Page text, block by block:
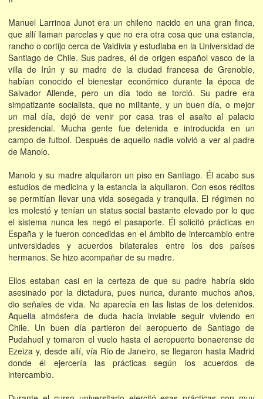
Manuel Larrinoa Junot era un chileno nacido en una gran finca,
que allí llaman parcelas y que no era otra cosa que una estancia,
rancho o cortijo cerca de Valdivia y estudiaba en la Universidad de
Santiago de Chile. Sus padres, él de origen español vasco de la
villa de Irún y su madre de la ciudad francesa de Grenoble,
habían conocido el bienestar económico durante la época de
Salvador Allende, pero un día todo se torció. Su padre era
simpatizante socialista, que no militante, y un buen día, o mejor
un mal día, dejó de venir por casa tras el asalto al palacio
presidencial. Mucha gente fue detenida e introducida en un
campo de futbol. Después de aquello nadie volvió a ver al padre
de Manolo.
Manolo y su madre alquilaron un piso en Santiago. Él acabo sus
estudios de medicina y la estancia la alquilaron. Con esos réditos
se permitían llevar una vida sosegada y tranquila. El régimen no
les molestó y tenían un status social bastante elevado por lo que
el sistema nunca les negó el pasaporte. Él solicitó prácticas en
España y le fueron concedidas en el ámbito de intercambio entre
universidades y acuerdos bilaterales entre los dos países
hermanos. Se hizo acompañar de su madre.
Ellos estaban casi en la certeza de que su padre habría sido
asesinado por la dictadura, pues nunca, durante muchos años,
dio señales de vida. No aparecía en las listas de los detenidos.
Aquella atmósfera de duda hacía inviable seguir viviendo en
Chile. Un buen día partieron del aeropuerto de Santiago de
Pudahuel y tomaron el vuelo hasta el aeropuerto bonaerense de
Ezeiza y, desde allí, vía Río de Janeiro, se llegaron hasta Madrid
donde él ejercería las prácticas según los acuerdos de
intercambio.